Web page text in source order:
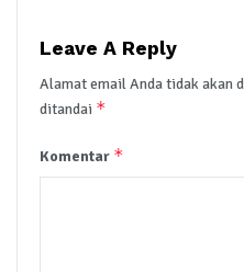
Leave A Reply
Alamat email Anda tidak akan
ditandai *
Komentar *